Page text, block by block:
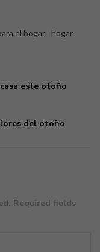
el hogar hogar
este otoño
del otoño
Required fields